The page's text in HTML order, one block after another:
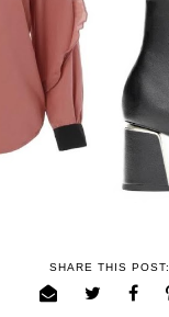
SHARE THIS POST: